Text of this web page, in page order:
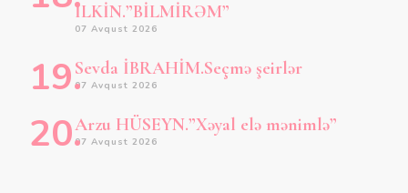
İLKİN.”BİLMİRƏM”
07 Avqust 2026
Sevda İBRAHİM.Seçmə şeirlər
07 Avqust 2026
Arzu HÜSEYN.”Xəyal elə mənimlə”
07 Avqust 2026